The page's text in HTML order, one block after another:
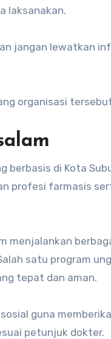
laksanakan.
jangan lewatkan
organisasi
di Kota
profesi farmasis
menjalankan
satu program
tepat dan aman.
guna
petunjuk dokter.